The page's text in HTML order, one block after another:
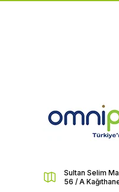
Sultan Selim
56 / A